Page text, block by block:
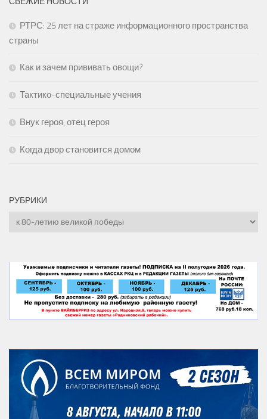
РТРС: 25 лет на страже информационного пространства
страны
Как и зачем прививать овощи?
Тактико-специальные учения
Внук героя, отец героя
Когда двор становится домом
РУБРИКИ
Рубрики